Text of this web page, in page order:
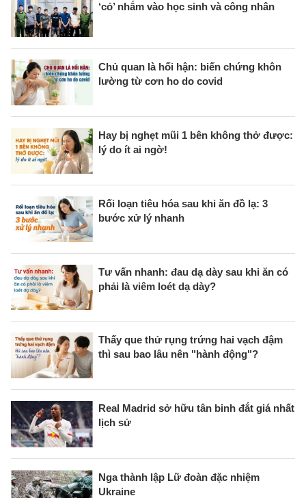
‘cỏ’ nhắm vào học sinh và công nhân
Chủ quan là hối hận: biến chứng khôn
lường từ cơn ho do covid
Hay bị nghẹt mũi 1 bên không thở được:
lý do ít ai ngờ!
Rối loạn tiêu hóa sau khi ăn đồ lạ: 3
bước xử lý nhanh
Tư vấn nhanh: đau dạ dày sau khi ăn có
phải là viêm loét dạ dày?
Thấy que thử rụng trứng hai vạch đậm
thì sau bao lâu nên "hành động"?
Real Madrid sở hữu tân binh đắt giá nhất
lịch sử
Nga thành lập Lữ đoàn đặc nhiệm
Ukraine